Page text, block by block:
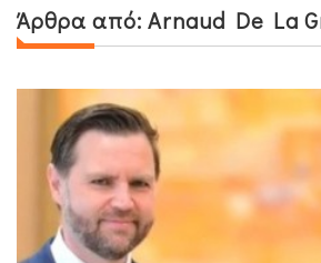
Άρθρα από:Arnaud De La